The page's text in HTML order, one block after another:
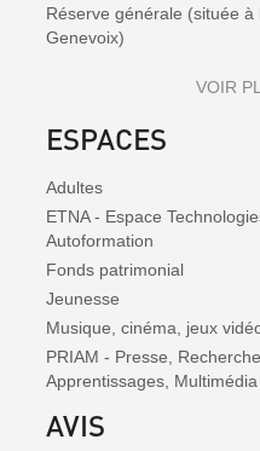
Réserve générale (située
Genevoix)
VOIR
ESPACES
Adultes
ETNA - Espace
Autoformation
Fonds patrimonial
Jeunesse
Musique, cinéma, jeux
PRIAM - Presse,
Apprentissages, Multimédia
AVIS